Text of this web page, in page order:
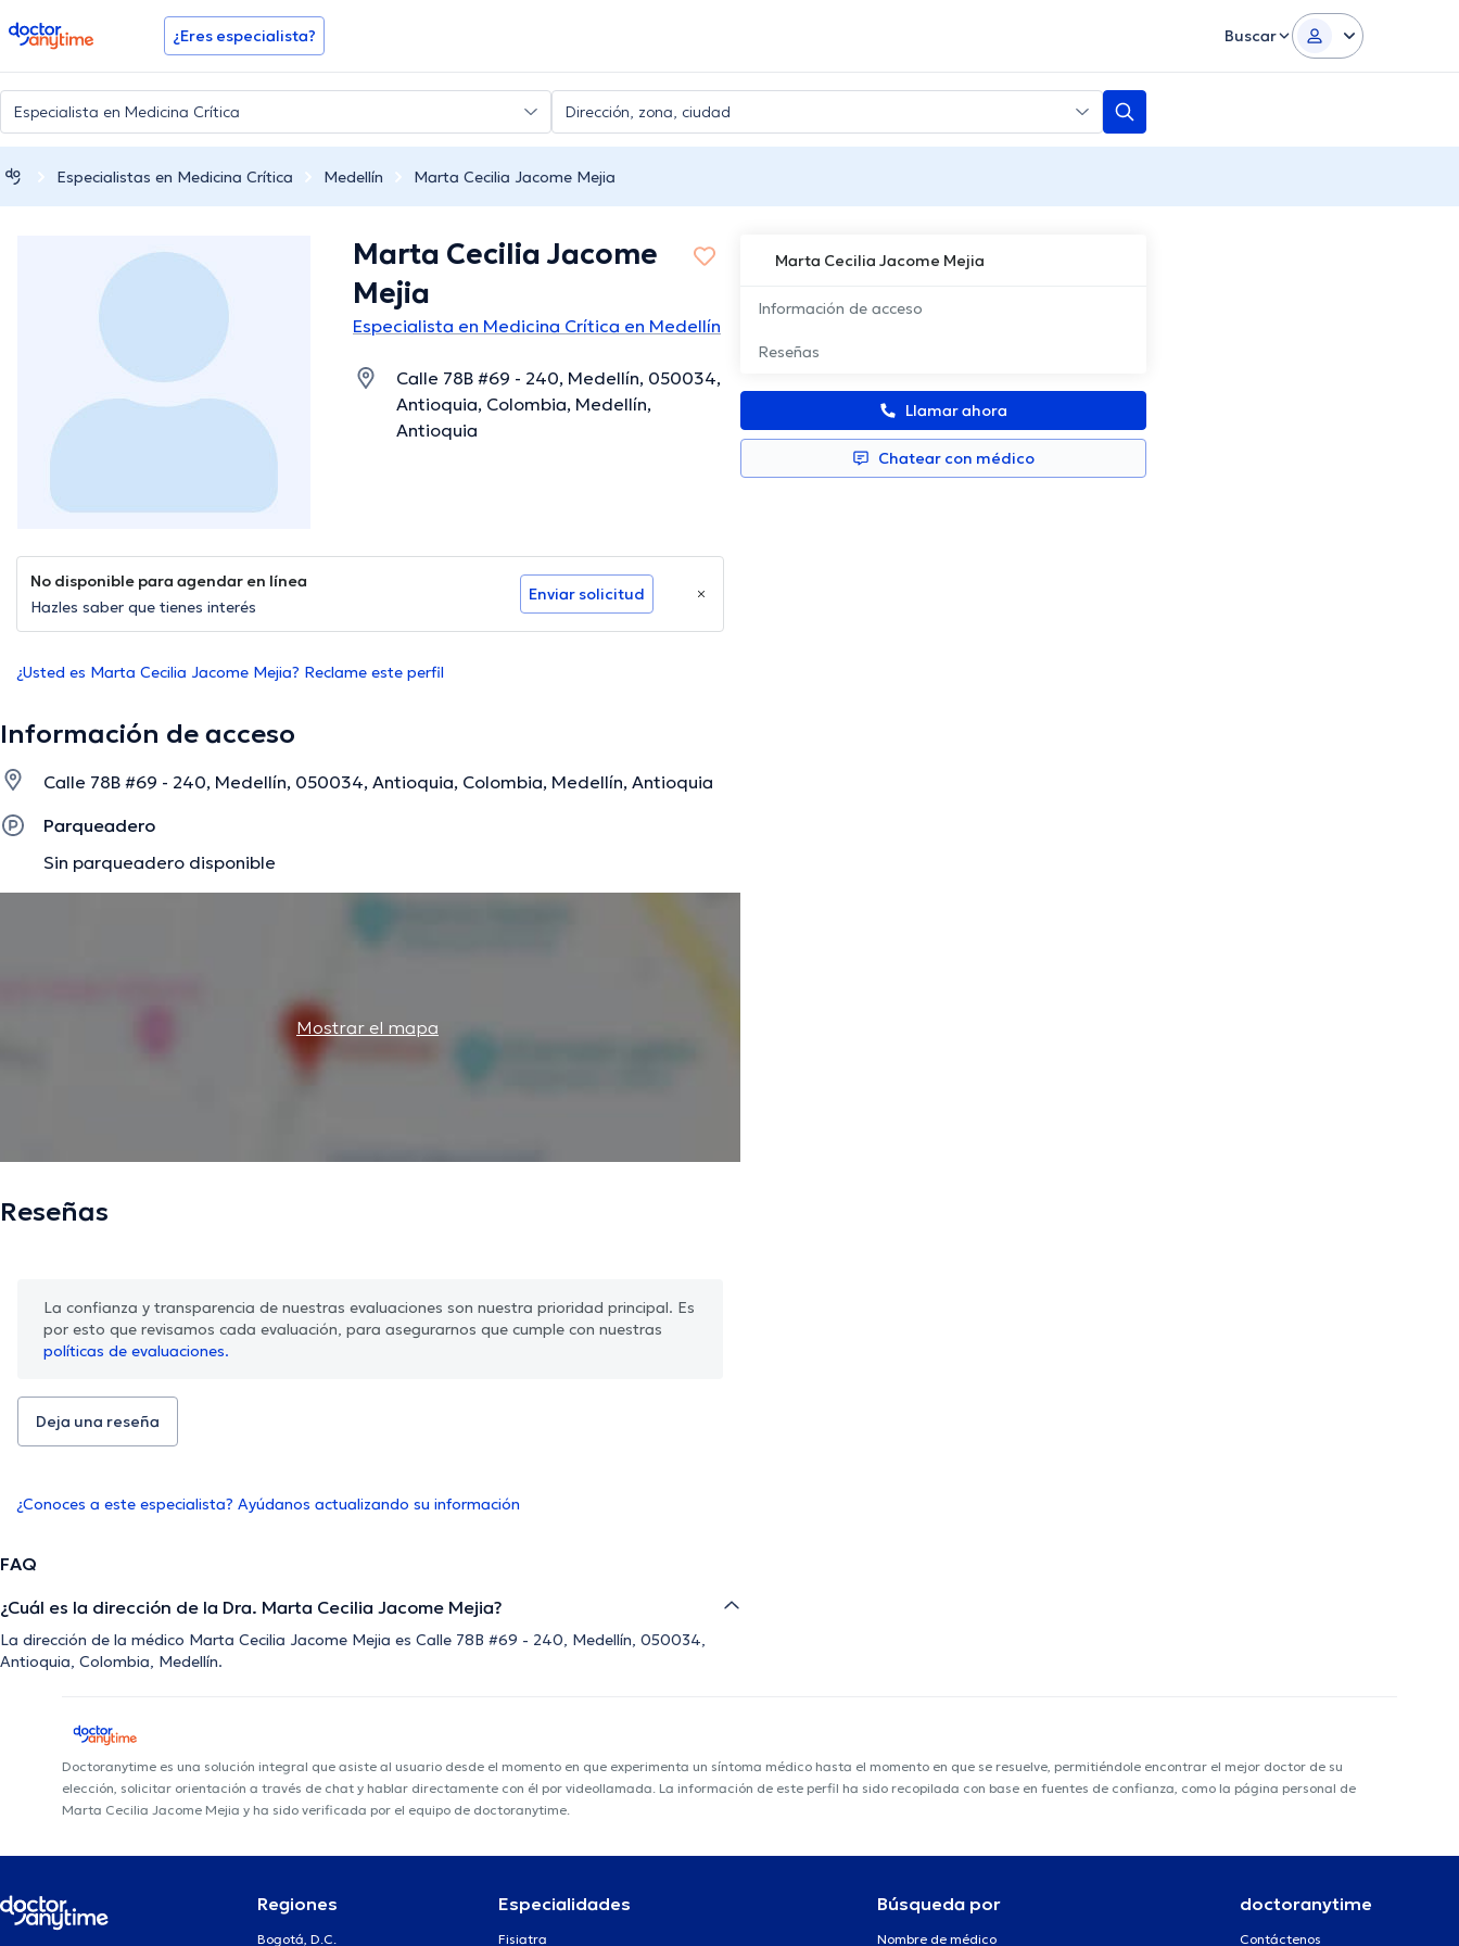
doctoranytime ¿Eres especialista? Buscar
Especialistas en Medicina Crítica Medellín Marta Cecilia Jacome Mejia
Marta Cecilia Jacome Mejia
Información de acceso
Reseñas
Llamar ahora
Chatear con médico
Marta Cecilia Jacome
Mejia
Especialista en Medicina Crítica en Medellín
Calle 78B #69 - 240, Medellín, 050034,
Antioquia, Colombia, Medellín,
Antioquia
No disponible para agendar en línea
Hazles saber que tienes interés
Enviar solicitud
¿Usted es Marta Cecilia Jacome Mejia? Reclame este perfil
Información de acceso
Calle 78B #69 - 240, Medellín, 050034, Antioquia, Colombia, Medellín, Antioquia
Parqueadero
Sin parqueadero disponible
Mostrar el mapa
Reseñas
La confianza y transparencia de nuestras evaluaciones son nuestra prioridad principal. Es
por esto que revisamos cada evaluación, para asegurarnos que cumple con nuestras
políticas de evaluaciones.
Deja una reseña
¿Conoces a este especialista? Ayúdanos actualizando su información
FAQ
¿Cuál es la dirección de la Dra. Marta Cecilia Jacome Mejia?
La dirección de la médico Marta Cecilia Jacome Mejia es Calle 78B #69 - 240, Medellín, 050034,
Antioquia, Colombia, Medellín.
Doctoranytime es una solución integral que asiste al usuario desde el momento en que experimenta un síntoma médico hasta el momento en que se resuelve, permitiéndole encontrar el mejor doctor de su
elección, solicitar orientación a través de chat y hablar directamente con él por videollamada. La información de este perfil ha sido recopilada con base en fuentes de confianza, como la página personal de
Marta Cecilia Jacome Mejia y ha sido verificada por el equipo de doctoranytime.
Regiones
Bogotá, D.C.
Especialidades
Fisiatra
Búsqueda por
Nombre de médico
doctoranytime
Contáctenos